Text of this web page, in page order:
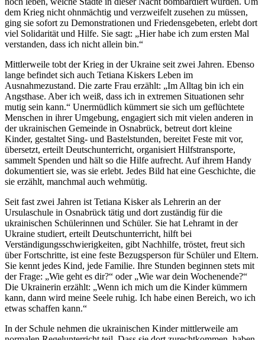
dem Krieg nicht ohnmächtig und verzweifelt zusehen zu müssen,
ging sie sofort zu Demonstrationen und Friedensgebeten, erlebt dort
viel Solidarität und Hilfe. Sie sagt: „Hier habe ich zum ersten Mal
verstanden, dass ich nicht allein bin.“
Mittlerweile tobt der Krieg in der Ukraine seit zwei Jahren. Ebenso
lange befindet sich auch Tetiana Kiskers Leben im
Ausnahmezustand. Die zarte Frau erzählt: „Im Alltag bin ich ein
Angsthase. Aber ich weiß, dass ich in extremen Situationen sehr
mutig sein kann.“ Unermüdlich kümmert sie sich um geflüchtete
Menschen in ihrer Umgebung, engagiert sich mit vielen anderen in
der ukrainischen Gemeinde in Osnabrück, betreut dort kleine
Kinder, gestaltet Sing- und Bastelstunden, bereitet Feste mit vor,
übersetzt, erteilt Deutschunterricht, organisiert Hilfstransporte,
sammelt Spenden und hält so die Hilfe aufrecht. Auf ihrem Handy
dokumentiert sie, was sie erlebt. Jedes Bild hat eine Geschichte, die
sie erzählt, manchmal auch wehmütig.
Seit fast zwei Jahren ist Tetiana Kisker als Lehrerin an der
Ursulaschule in Osnabrück tätig und dort zuständig für die
ukrainischen Schülerinnen und Schüler. Sie hat Lehramt in der
Ukraine studiert, erteilt Deutschunterricht, hilft bei
Verständigungsschwierigkeiten, gibt Nachhilfe, tröstet, freut sich
über Fortschritte, ist eine feste Bezugsperson für Schüler und Eltern.
Sie kennt jedes Kind, jede Familie. Ihre Stunden beginnen stets mit
der Frage: „Wie geht es dir?“ oder „Wie war dein Wochenende?“
Die Ukrainerin erzählt: „Wenn ich mich um die Kinder kümmern
kann, dann wird meine Seele ruhig. Ich habe einen Bereich, wo ich
etwas schaffen kann.“
In der Schule nehmen die ukrainischen Kinder mittlerweile am